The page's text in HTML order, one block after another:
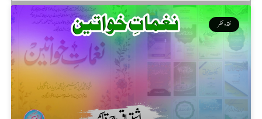
نقد ونظر